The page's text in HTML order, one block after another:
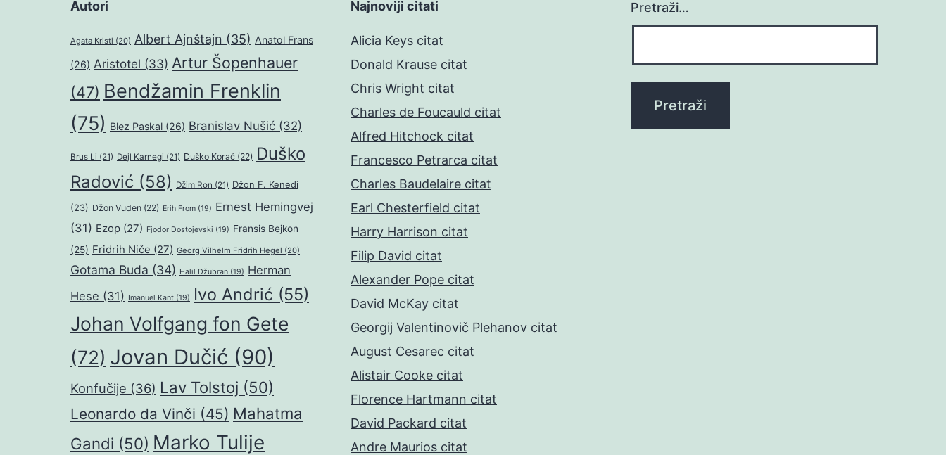
Autori
Agata Kristi (20) Albert Ajnštajn (35) Anatol Frans
(26) Aristotel (33) Artur Šopenhauer
(47) Bendžamin Frenklin
(75) Blez Paskal (26) Branislav Nušić (32)
Brus Li (21) Dejl Karnegi (21) Duško Korać (22) Duško
Radović (58) Džim Ron (21) Džon F. Kenedi
(23) Džon Vuden (22) Erih From (19) Ernest Hemingvej
(31) Ezop (27) Fjodor Dostojevski (19) Fransis Bejkon
(25) Fridrih Niče (27) Georg Vilhelm Fridrih Hegel (20)
Gotama Buda (34) Halil Džubran (19) Herman
Hese (31) Imanuel Kant (19) Ivo Andrić (55)
Johan Volfgang fon Gete
(72) Jovan Dučić (90)
Konfučije (36) Lav Tolstoj (50)
Leonardo da Vinči (45) Mahatma
Gandi (50) Marko Tulije
Najnoviji citati
Alicia Keys citat
Donald Krause citat
Chris Wright citat
Charles de Foucauld citat
Alfred Hitchock citat
Francesco Petrarca citat
Charles Baudelaire citat
Earl Chesterfield citat
Harry Harrison citat
Filip David citat
Alexander Pope citat
David McKay citat
Georgij Valentinovič Plehanov citat
August Cesarec citat
Alistair Cooke citat
Florence Hartmann citat
David Packard citat
Andre Maurios citat
Pretraži…